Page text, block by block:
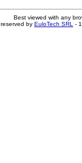
Best viewed with any
by EuloTech SRL -